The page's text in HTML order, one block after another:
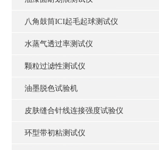
八角鼓筒ICI起毛起球测试仪
水蒸气透过率测试仪
颗粒过滤性测试仪
油墨脱色试验机
皮肤缝合针线连接强度试验仪
环型带初粘测试仪